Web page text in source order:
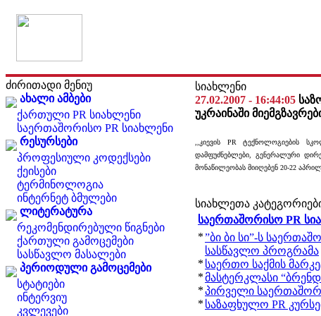
ძირითადი მენიუ
ახალი ამბები
ქართული PR სიახლენი
საერთაშორისო PR სიახლენი
რესურსები
პროფესიული კოდექსები
ქეისები
ტერმინოლოგია
ინტერნეტ ბმულები
ლიტერატურა
რეკომენდირებული წიგნები
ქართული გამოცემები
სასწავლო მასალები
პერიოდული გამოცემები
სტატიები
ინტერვიუ
კვლევები
სიახლენი
27.02.2007 - 16:44:05
უკრაინაში
,,კიევის PR ტექნოლოგიების
დამფუძნებლები, გენერალური
მონაწილეობას მიიღებენ 20-22
სიახლეთა
საერთაშორისო PR
*”ბი ბი სი”-ს
სასწავლო პროგრამა
* საერთო საქმის
*მასტერკლასი
*პირველი
* საზაფხულო PR